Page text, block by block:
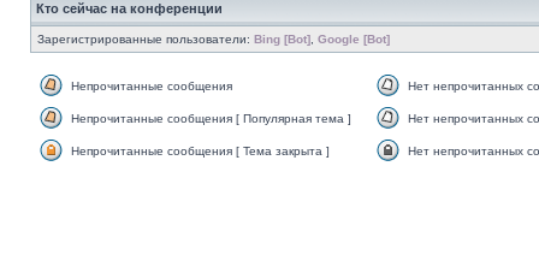
Кто сейчас на конференции
Зарегистрированные пользователи: Bing [Bot] Google [Bot]
Непрочитанные сообщения Нет непрочитанных
Непрочитанные сообщения [ Популярная тема ] Нет непрочитанных
Непрочитанные сообщения [ Тема закрыта ] Нет непрочитанных